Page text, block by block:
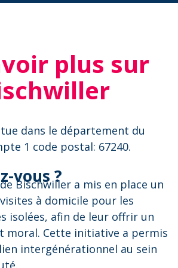
plus sur
dans le département du
1 code postal: 67240.
vous ?
Bischwiller a mis en place un
à domicile pour les
isolées, afin de leur offrir un
moral. Cette initiative a permis
intergénérationnel au sein